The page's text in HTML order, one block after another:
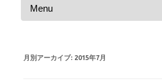
月別アーカイブ: 2015年7月